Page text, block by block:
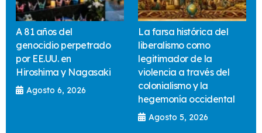
A 81 años del
genocidio perpetrado
por EE.UU. en
Hiroshima y Nagasaki
Agosto 6, 2026
La farsa histórica del
liberalismo como
legitimador de la
violencia a través del
colonialismo y la
hegemonía occidental
Agosto 5, 2026